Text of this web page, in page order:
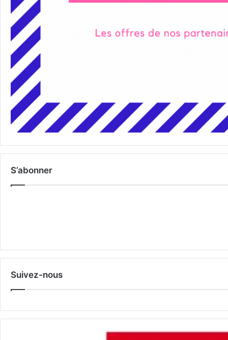
S’abonner
Suivez-nous